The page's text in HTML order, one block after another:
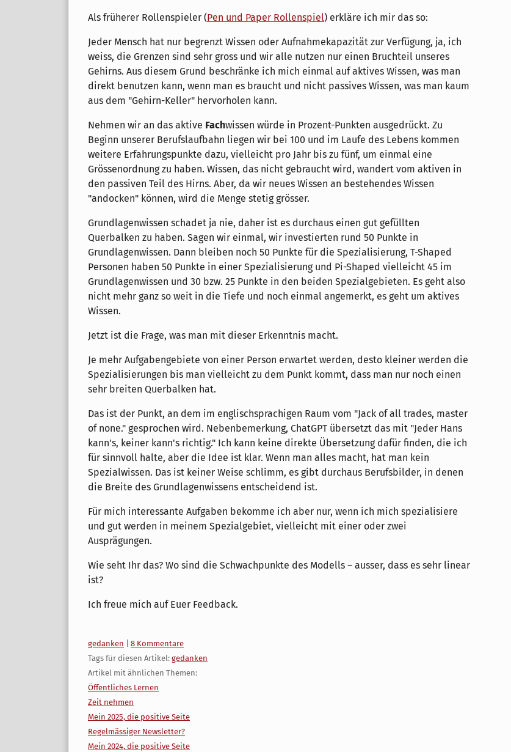
Als früherer Rollenspieler (Pen und Paper Rollenspiel) erkläre ich mir das so:
Jeder Mensch hat nur begrenzt Wissen oder Aufnahmekapazität zur Verfügung, ja, ich
weiss, die Grenzen sind sehr gross und wir alle nutzen nur einen Bruchteil unseres
Gehirns. Aus diesem Grund beschränke ich mich einmal auf aktives Wissen, was man
direkt benutzen kann, wenn man es braucht und nicht passives Wissen, was man kaum
aus dem "Gehirn-Keller" hervorholen kann.
Nehmen wir an das aktive Fachwissen würde in Prozent-Punkten ausgedrückt. Zu
Beginn unserer Berufslaufbahn liegen wir bei 100 und im Laufe des Lebens kommen
weitere Erfahrungspunkte dazu, vielleicht pro Jahr bis zu fünf, um einmal eine
Grössenordnung zu haben. Wissen, das nicht gebraucht wird, wandert vom aktiven in
den passiven Teil des Hirns. Aber, da wir neues Wissen an bestehendes Wissen
"andocken" können, wird die Menge stetig grösser.
Grundlagenwissen schadet ja nie, daher ist es durchaus einen gut gefüllten
Querbalken zu haben. Sagen wir einmal, wir investierten rund 50 Punkte in
Grundlagenwissen. Dann bleiben noch 50 Punkte für die Spezialisierung, T-Shaped
Personen haben 50 Punkte in einer Spezialisierung und Pi-Shaped vielleicht 45 im
Grundlagenwissen und 30 bzw. 25 Punkte in den beiden Spezialgebieten. Es geht also
nicht mehr ganz so weit in die Tiefe und noch einmal angemerkt, es geht um aktives
Wissen.
Jetzt ist die Frage, was man mit dieser Erkenntnis macht.
Je mehr Aufgabengebiete von einer Person erwartet werden, desto kleiner werden die
Spezialisierungen bis man vielleicht zu dem Punkt kommt, dass man nur noch einen
sehr breiten Querbalken hat.
Das ist der Punkt, an dem im englischsprachigen Raum vom "Jack of all trades, master
of none." gesprochen wird. Nebenbemerkung, ChatGPT übersetzt das mit "Jeder Hans
kann's, keiner kann's richtig." Ich kann keine direkte Übersetzung dafür finden, die ich
für sinnvoll halte, aber die Idee ist klar. Wenn man alles macht, hat man kein
Spezialwissen. Das ist keiner Weise schlimm, es gibt durchaus Berufsbilder, in denen
die Breite des Grundlagenwissens entscheidend ist.
Für mich interessante Aufgaben bekomme ich aber nur, wenn ich mich spezialisiere
und gut werden in meinem Spezialgebiet, vielleicht mit einer oder zwei
Ausprägungen.
Wie seht Ihr das? Wo sind die Schwachpunkte des Modells – ausser, dass es sehr linear
ist?
Ich freue mich auf Euer Feedback.
Kategorien:
gedanken
8 Kommentare
Tags für diesen Artikel: gedanken
Artikel mit ähnlichen Themen:
Öffentliches Lernen
Zeit nehmen
Mein 2025, die positive Seite
Regelmässiger Newsletter?
Mein 2024, die positive Seite